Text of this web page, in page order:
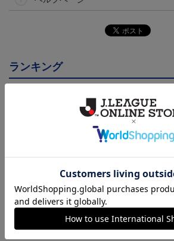
ランキング
トリニータサンシェード
3,960円
TRINITA LIGHT PARADE
ペンライト白（ニータンv
er.）
3,000円
会員特典